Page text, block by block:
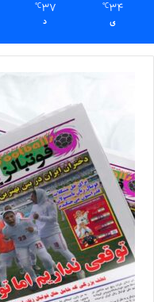
34
℃
ی
37
℃
د